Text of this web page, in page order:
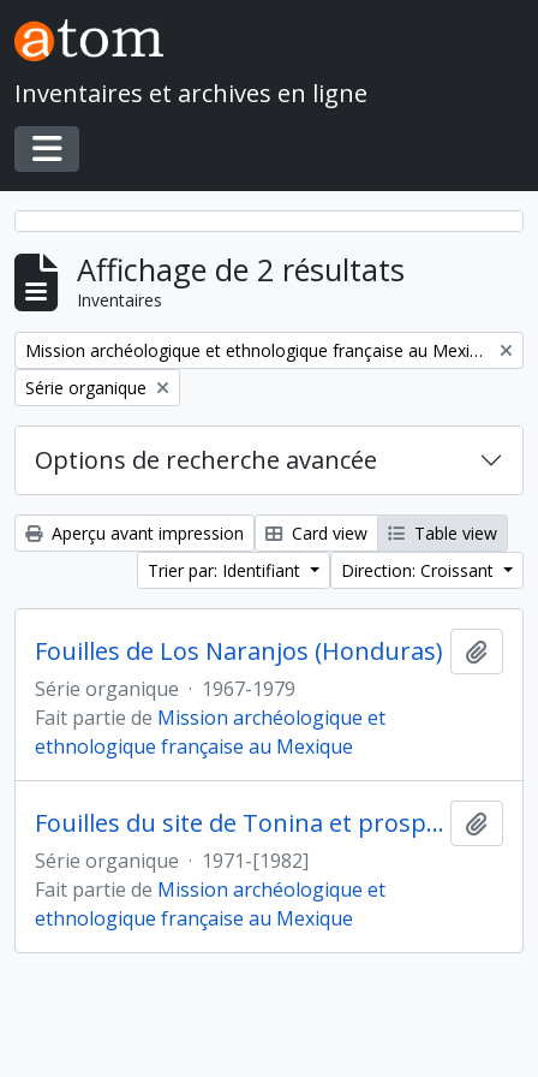
Skip to main content
Inventaires et archives en ligne
Toggle navigation
Affichage de 2 résultats
Inventaires
Remove filter:
Mission archéologique et ethnologique française au Mexique
Remove filter:
Série organique
Options de recherche avancée
Aperçu avant impression Card view
Table view
Trier par: Identifiant
Direction: Croissant
Fouilles de Los Naranjos (Honduras)
Série organique · 1967-1979
Fait partie de Mission archéologique et
ethnologique française au Mexique
Fouilles du site de Tonina et prospections dans la vallée d'Ocosingo (Mexique)
Série organique · 1971-[1982]
Fait partie de Mission archéologique et
ethnologique française au Mexique